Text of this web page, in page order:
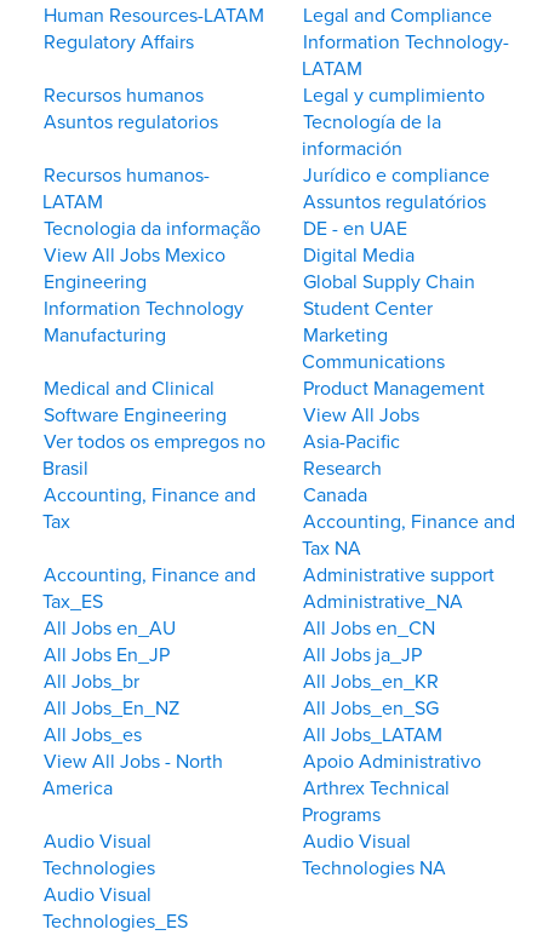
Human Resources-LATAM
Legal and Compliance
Regulatory Affairs
Information Technology-
LATAM
Recursos humanos
Legal y cumplimiento
Asuntos regulatorios
Tecnología de la
información
Recursos humanos-
LATAM
Jurídico e compliance
Assuntos regulatórios
Tecnologia da informação
DE - en UAE
View All Jobs Mexico
Digital Media
Engineering
Global Supply Chain
Information Technology
Student Center
Manufacturing
Marketing
Communications
Medical and Clinical
Product Management
Software Engineering
View All Jobs
Ver todos os empregos no
Brasil
Asia-Pacific
Research
Accounting, Finance and
Tax
Canada
Accounting, Finance and
Tax NA
Accounting, Finance and
Tax_ES
Administrative support
Administrative_NA
All Jobs en_AU
All Jobs en_CN
All Jobs En_JP
All Jobs ja_JP
All Jobs_br
All Jobs_en_KR
All Jobs_En_NZ
All Jobs_en_SG
All Jobs_es
All Jobs_LATAM
View All Jobs - North
America
Apoio Administrativo
Arthrex Technical
Programs
Audio Visual
Technologies
Audio Visual
Technologies NA
Audio Visual
Technologies_ES